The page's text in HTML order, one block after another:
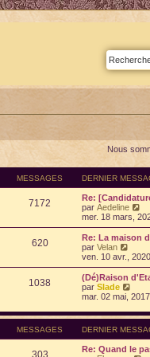
Nous
MESSAGES DERNIER
7172
Re:
par Aedeline
o
i
r
e
e
r
n
i
e
r
m
e
s
mer. 18 mars,
620
Re: La maison
par Velan
o
i
r
l
e
e
n
i
e
ven. 10 avr.,
1038
(Dé)Raison
par Slade
o
r
e
e
mar. 02 mai,
MESSAGES DERNIER
303
Re: Quand le